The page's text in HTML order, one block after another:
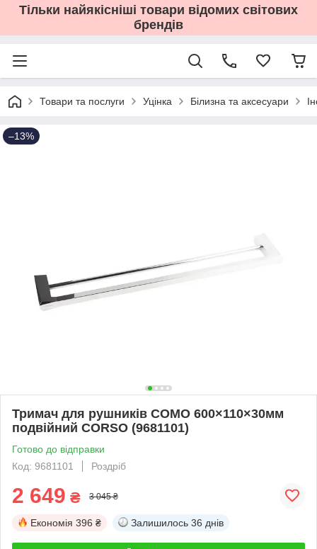
Тільки найякісніші товари відомих світових
брендів
Товари та послуги Уцінка Білизна та аксесуари
–13%
Тримач для рушників COMO 600×110×30мм
подвійний CORSO (9681101)
Готово до відправки
Код: 9681101
Роздріб
2 649 ₴ 3 045 ₴
Економія 396 ₴ Залишилось 36 днів